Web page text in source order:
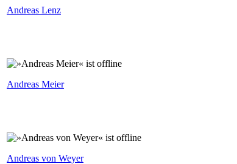
Andreas Lenz
Andreas Meier
Andreas von Weyer